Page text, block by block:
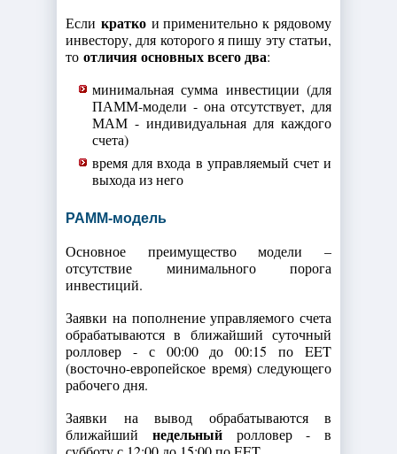
Если краткои применительно к рядовому
инвестору, для которого я пишу эту статьи,
то отличия основных всего два:
минимальная сумма инвестиции (для
ПАММ-модели - она отсутствует, для
МАМ - индивидуальная для каждого
счета)
время для входа в управляемый счет и
выхода из него
PAMM-модель
Основное преимущество модели –
отсутствие минимального порога
инвестиций.
Заявки на пополнение управляемого счета
обрабатываются в ближайший суточный
ролловер - с 00:00 до 00:15 по EET
(восточно-европейское время) следующего
рабочего дня.
Заявки на вывод обрабатываются в
ближайший недельныйролловер - в